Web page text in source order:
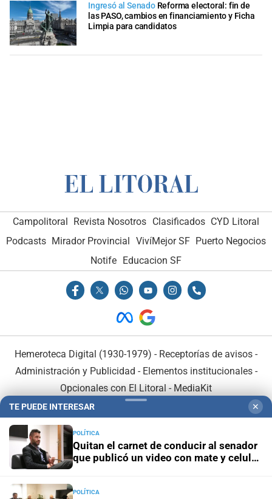
Ingresó al Senado Reforma electoral: fin de
las PASO, cambios en financiamiento y Ficha
Limpia para candidatos
Campolitoral Revista Nosotros Clasificados CYD Litoral
Podcasts Mirador Provincial VivíMejor SF Puerto Negocios
Notife
Educacion SF
Hemeroteca Digital (1930-1979) - Receptorías de avisos -
Administración y Publicidad - Elementos institucionales-
Opcionales con El Litoral - MediaKit
TE PUEDE INTERESAR ✕
POLÍTICA
Quitan el carnet de conducir al senador
que publicó un video con mate y celular
POLÍTICA